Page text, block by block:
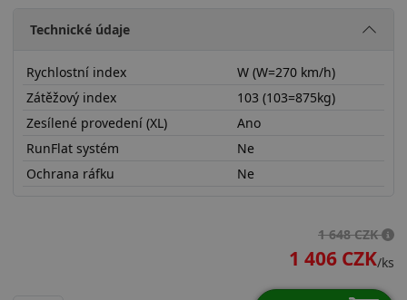
Technické údaje
Rychlostní index
W (W=270 km/h)
Zátěžový index
103 (103=875kg)
Zesílené provedení (XL)
Ano
RunFlat systém
Ne
Ochrana ráfku
Ne
1 648 CZK
1 406 CZK/ks